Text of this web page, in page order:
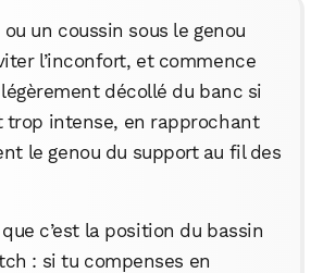
un coussin sous le genou
l’inconfort, et commence
décollé du banc si
trop intense, en rapprochant
le genou du support au fil des
c’est la position du bassin
: si tu compenses en